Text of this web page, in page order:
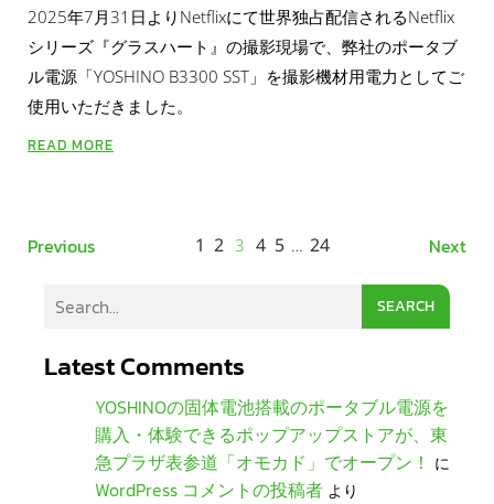
SEARCH
Latest Comments
YOSHINOの固体電池搭載のポータブル電源を
購入・体験できるポップアップストアが、東
急プラザ表参道「オモカド」でオープン！
に
WordPress コメントの投稿者より
2025年7月31日よりNetflixにて世界独占配信されるNetflix
シリーズ『グラスハート』の撮影現場で、弊社のポータブ
ル電源「YOSHINO B3300 SST」を撮影機材用電力としてご
使用いただきました。
READ MORE
Previous 1 2 3 4 5 … 24 Next